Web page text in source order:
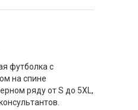
футболка с
на спине
ряду от S до 5XL,